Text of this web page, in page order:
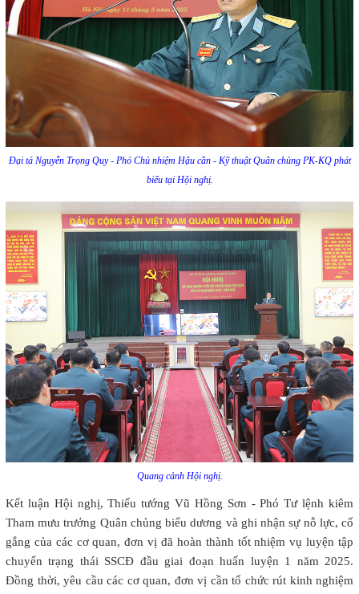
Đại tá Nguyễn Trọng Quy - Phó Chủ nhiệm Hậu cần - Kỹ thuật Quân chủng PK-KQ phát
biểu tại Hội nghị.
Quang cảnh Hội nghị.
Kết luận Hội nghị, Thiếu tướng Vũ Hồng Sơn - Phó Tư lệnh kiêm
Tham mưu trưởng Quân chủng biểu dương và ghi nhận sự nỗ lực, cố
gắng của các cơ quan, đơn vị đã hoàn thành tốt nhiệm vụ luyện tập
chuyển trạng thái SSCĐ đầu giai đoạn huấn luyện 1 năm 2025.
Đồng thời, yêu cầu các cơ quan, đơn vị cần tổ chức rút kinh nghiệm